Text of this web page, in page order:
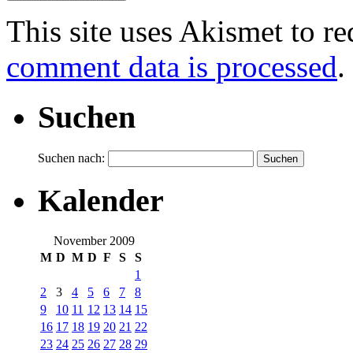
This site uses Akismet to
comment data is processed.
Suchen
Suchen nach:
Kalender
November 2009
M D M D F S
S
1
2
3 4 5 6 7
8
9
10 11 12 13 14 15
16 17 18 19 20 21 22
23 24 25 26 27 28 29